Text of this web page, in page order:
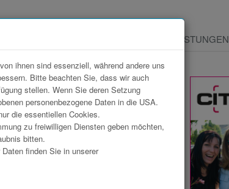
LEISTUNGEN
Download Weiterleiten
ihnen sind essenziell, während andere uns
Bitte beachten Sie, dass wir auch
stellen. Wenn Sie deren Setzung
personenbezogene Daten in die USA.
die essentiellen Cookies.
zu freiwilligen Diensten geben möchten,
bitten.
finden Sie in unserer